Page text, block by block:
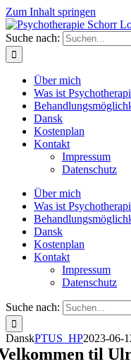
Zum Inhalt springen
Suche nach:
Über mich
Was ist
Dansk
Kostenplan
Kontakt
Impressum
Datenschutz
Über mich
Was ist
Dansk
Kostenplan
Kontakt
Impressum
Datenschutz
Suche nach:
DanskPTUS_HP2023-06-
til